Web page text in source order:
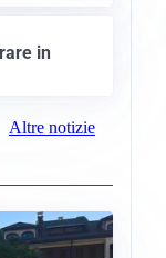
in
Altre notizie